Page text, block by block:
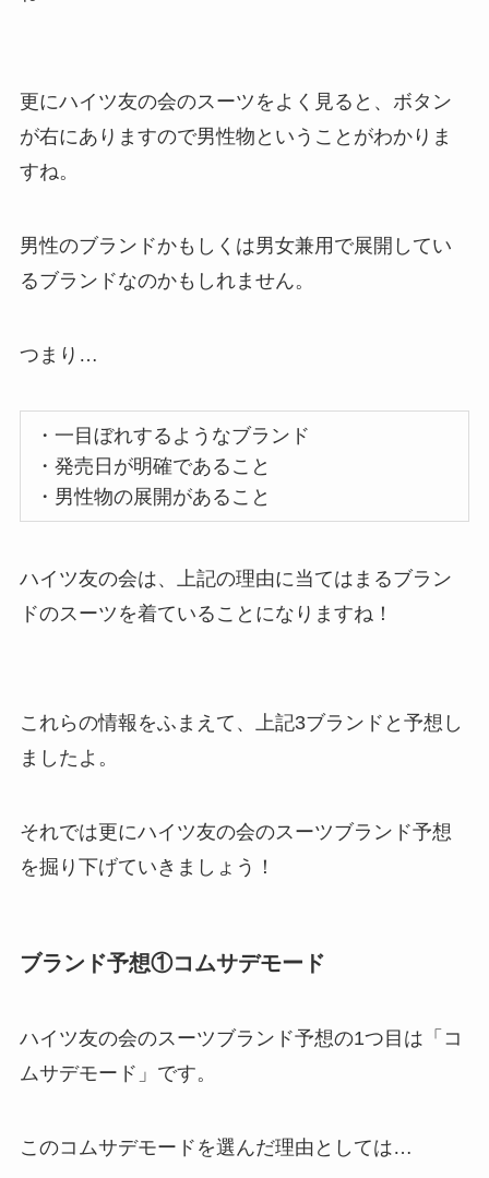
更にハイツ友の会のスーツをよく見ると、 ボタン
が右にありますので男性物 ということがわかりま
すね。
男性のブランドかもしくは男女兼用で展開してい
るブランドなのかもしれません。
つまり…
・一目ぼれするようなブランド
・発売日が明確であること
・男性物の展開があること
ハイツ友の会は、上記の理由に当てはまるブラン
ドのスーツを着ていることになりますね！
これらの情報をふまえて、上記3ブランドと予想し
ましたよ。
それでは更にハイツ友の会のスーツブランド予想
を掘り下げていきましょう！
ブランド予想①コムサデモード
ハイツ友の会のスーツブランド予想の1つ目は 「コ
ムサデモード」です。
このコムサデモードを選んだ理由としては…